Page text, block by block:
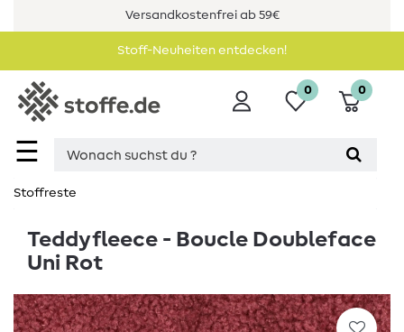
Versandkostenfrei ab 59€
Stoff-Neuheiten entdecken!
☰
0 0
Stoffreste
Teddyfleece - Boucle Doubleface
Uni Rot